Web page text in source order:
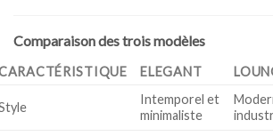
Comparaison des trois modèles
ELEGANT
Intemporel et
minimaliste